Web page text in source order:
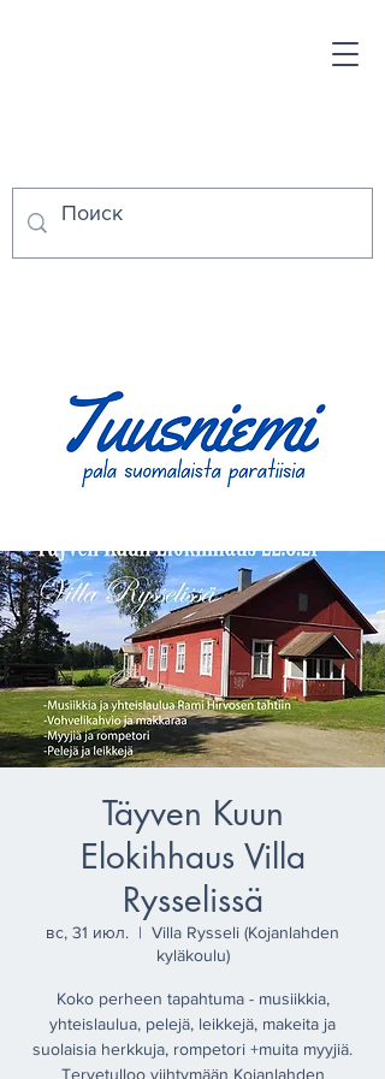
Täyven Kuun
Elokihhaus Villa
Rysselissä
вс, 31 июл.
  |
Villa Rysseli (Kojanlahden
kyläkoulu)
Koko perheen tapahtuma - musiikkia,
yhteislaulua, pelejä, leikkejä, makeita ja
suolaisia herkkuja, rompetori +muita myyjiä.
Tervetulloo viihtymään Kojanlahden